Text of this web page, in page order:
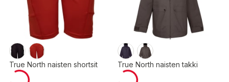
True North naisten shortsit True North naisten takki